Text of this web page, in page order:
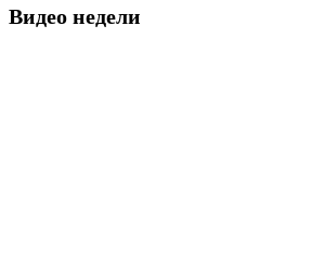
Видео недели